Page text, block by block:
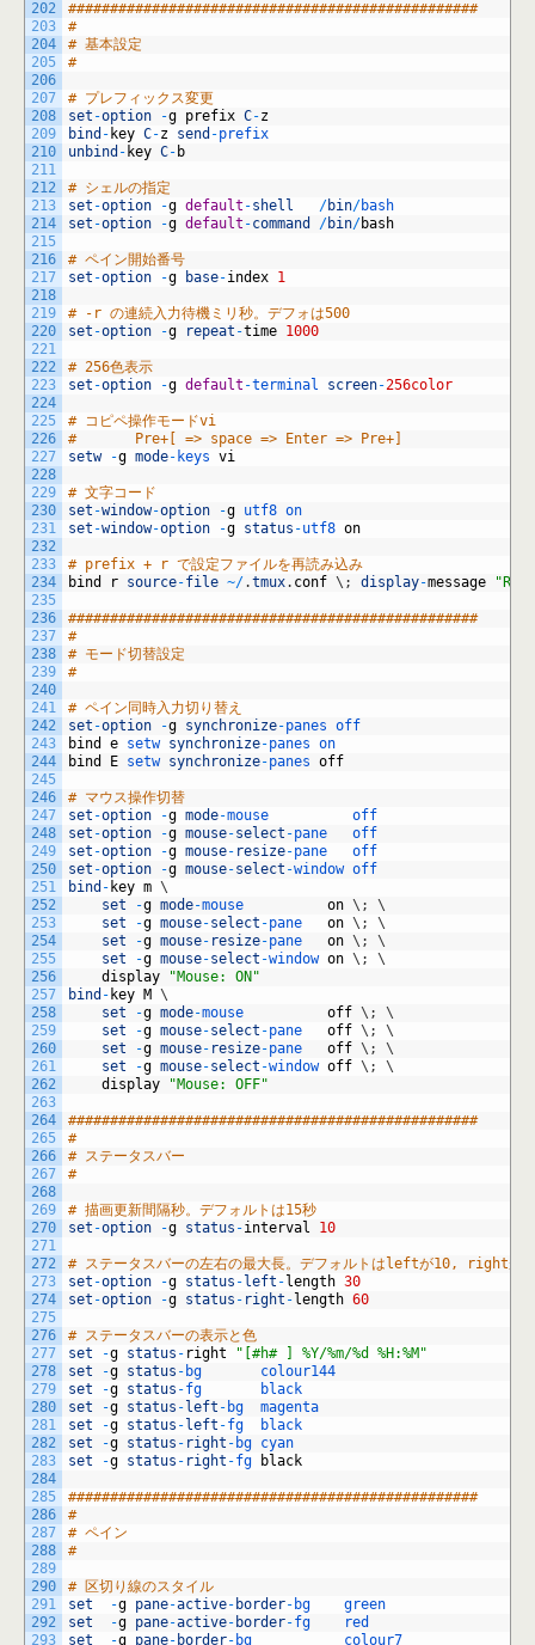
202
203
204
205
206
207
208
209
210
211
212
213
214
215
216
217
218
219
220
221
222
223
224
225
226
227
228
229
230
231
232
233
234
235
236
237
238
239
240
241
242
243
244
245
246
247
248
249
250
251
252
253
254
255
256
257
258
259
260
261
262
263
264
265
266
267
268
269
270
271
272
273
274
275
276
277
278
279
280
281
282
283
284
285
286
287
288
289
290
291
292
293
#################################################
#
# 基本設定
#
# プレフィックス変更
set -option -g prefix C-z
bind - key C-z send -prefix
unbind - key C- b
# シェルの指定
set -option -g default -shell /bin/bash
set -option -g default -command /bin/bash
# ペイン開始番号
set -option -g base-index 1
# -r の連続入力待機ミリ秒。デフォは500
set -option -g repeat -time 1000
# 256色表示
set -option -g default -terminal screen-256color
# コピペ操作モードvi
#       Pre+[ => space => Enter => Pre+]
setw
-g mode- keys vi
# 文字コード
set -window-option -g utf8 on
set -window-option -g status -utf8 on
# prefix + r で設定ファイルを再読み込み
bind
r source-file ~/.tmux. conf \ ; display-message
#################################################
#
# モード切替設定
#
# ペイン同時入力切り替え
set -option -g synchronize-panes off
bind
e setw synchronize-panes on
bind
E setw synchronize-panes off
# マウス操作切替
set -option -g mode-mouse off
set -option -g mouse-select -pane off
set -option -g mouse- resize-pane off
set -option -g mouse-select -window off
bind - key m \
set
-g mode-mouse on \ ;
\
set
-g mouse-select -pane on \ ;
\
set
-g mouse- resize-pane on \ ;
\
set
-g mouse-select -window on \ ;
\
display
"Mouse: ON"
bind - key M \
set
-g mode-mouse off \ ;
\
set
-g mouse-select -pane off \ ;
\
set
-g mouse- resize-pane off \ ;
\
set
-g mouse-select -window off \ ;
\
display
"Mouse: OFF"
#################################################
#
# ステータスバー
#
# 描画更新間隔秒。デフォルトは15秒
set -option -g status -interval 10
# ステータスバーの左右の最大長。デフォルトはleftが10, rightが
set -option -g status -left -length 30
set -option -g status - right -length 60
# ステータスバーの表示と色
set
-g status - right
"[#h# ] %Y/%m/%d %H:%M"
set
-g status - bg colour144
set
-g status -fg
black
set
-g status -left - bg magenta
set
-g status -left -fg
black
set
-g status - right - bg cyan
set
-g status - right -fg black
#################################################
#
# ペイン
#
# 区切り線のスタイル
set
-g pane-active- border- bg green
set
-g pane-active- border-fg
red
set
-g pane- border- bg colour7